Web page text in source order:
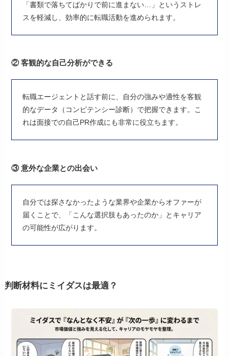
「書類で落ちてばかりで前に進まない…」というストレ
スを軽減し、効率的に転職活動を進められます。
② 客観的な自己分析ができる
転職エージェントと話す前に、自分の強みや適性を客観
的なデータ（コンピテンシー診断）で把握できます。こ
れは面接での自己PR作成にも非常に役立ちます。
③ 意外な企業との出会い
自分では探さなかったような業界や企業からオファーが
届くことで、「こんな選択肢もあったのか」とキャリア
の可能性が広がります。
判断材料に ミイダスは最適？